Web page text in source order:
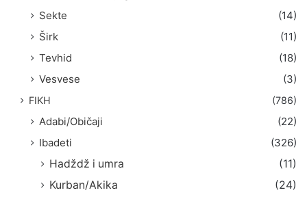
Sekte
(14)
Širk
(11)
Tevhid
(18)
Vesvese
(3)
FIKH (786)
Adabi/Običaji
(22)
Ibadeti
(326)
Hadždž i umra
(11)
Kurban/Akika
(24)